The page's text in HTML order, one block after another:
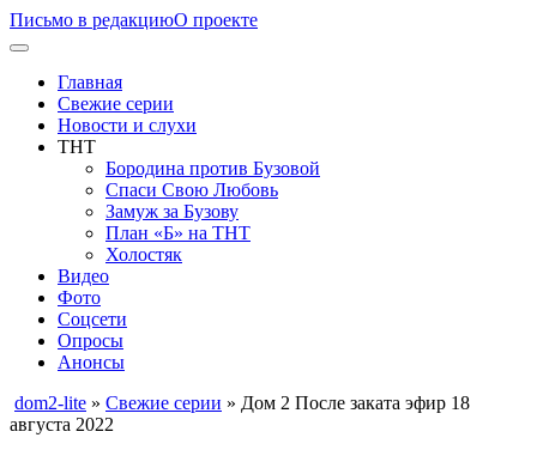
Письмо в редакциюО проекте
Главная
Свежие серии
Новости и слухи
ТНТ
Бородина против Бузовой
Спаси Свою Любовь
Замуж за Бузову
План «Б» на ТНТ
Холостяк
Видео
Фото
Соцсети
Опросы
Анонсы
dom2-lite » Свежие серии » Дом 2 После заката эфир 18
августа 2022